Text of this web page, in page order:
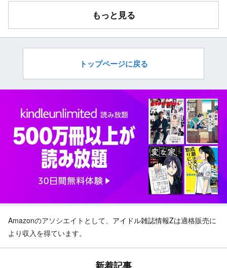
もっと見る
トップページに戻る
Amazonのアソシエイトとして、 アイドル雑誌情報Zは適格販売に
より収入を得ています。